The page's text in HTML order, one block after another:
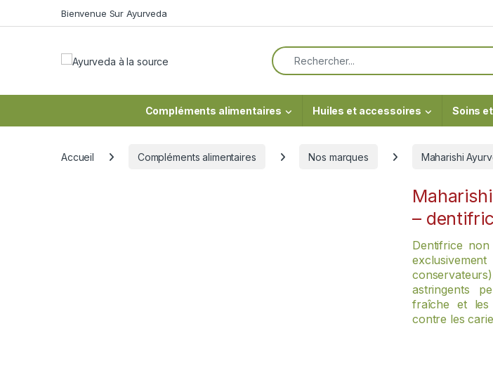
Bienvenue Sur Ayurveda
Search for:
Compléments alimentaires Huiles et accessoires Soins
Accueil Compléments alimentaires Nos marques Maharishi
–
Dentifrice non
astringents
fraîche et les
contre les